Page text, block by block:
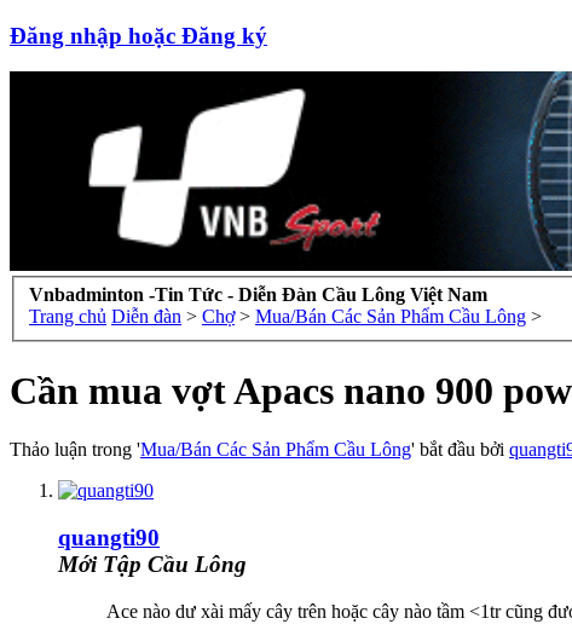
Đăng nhập hoặc Đăng ký
Vnbadminton -Tin Tức - Diễn Đàn Cầu Lông Việt Nam
Trang chủ Diễn đàn > Chợ > Mua/Bán Các Sản Phẩm Cầu Lông >
Cần mua vợt Apacs nano 900
Thảo luận trong 'Mua/Bán Các Sản Phẩm Cầu Lông' bắt đầu bởi
quangti90
Mới Tập Cầu Lông
Ace nào dư xài mấy cây trên hoặc cây nào tầm <1tr cũng